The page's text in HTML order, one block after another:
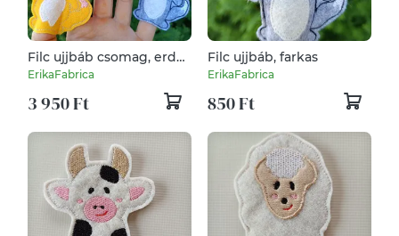
Filc ujjbáb csomag, erdei
állatok
ErikaFabrica
3 950 Ft
Filc ujjbáb, farkas
ErikaFabrica
850 Ft